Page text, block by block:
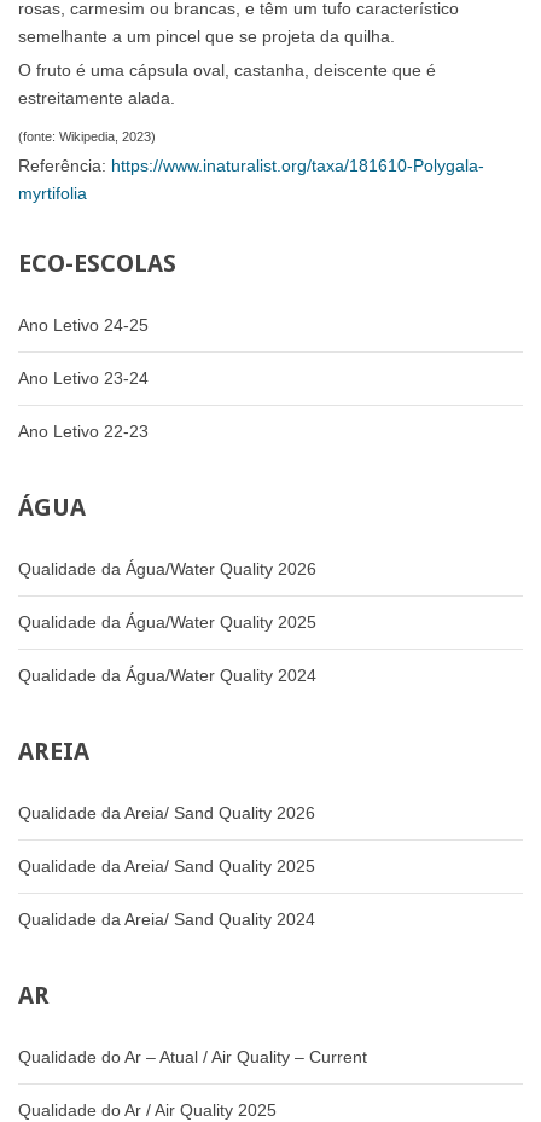
rosas, carmesim ou brancas, e têm um tufo característico
semelhante a um pincel que se projeta da quilha.
O fruto é uma cápsula oval, castanha, deiscente que é
estreitamente alada.
(fonte: Wikipedia, 2023)
Referência: https://www.inaturalist.org/taxa/181610-Polygala-
myrtifolia
ECO-ESCOLAS
Ano Letivo 24-25
Ano Letivo 23-24
Ano Letivo 22-23
ÁGUA
Qualidade da Água/Water Quality 2026
Qualidade da Água/Water Quality 2025
Qualidade da Água/Water Quality 2024
AREIA
Qualidade da Areia/ Sand Quality 2026
Qualidade da Areia/ Sand Quality 2025
Qualidade da Areia/ Sand Quality 2024
AR
Qualidade do Ar – Atual / Air Quality – Current
Qualidade do Ar / Air Quality 2025